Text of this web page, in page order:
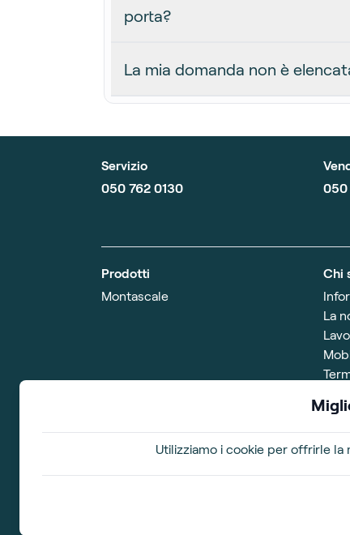
porta?
La mia domanda non è
Servizio
050 762 0130
050
Prodotti
Montascale
Chi
La
Via Belgio 1Utilizziamo i cookie per offrirle la